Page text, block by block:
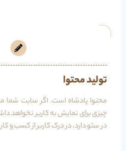
تولید محتوا
محتوا پادشاه است. اگر سایت شما
چیزی برای نمایش به کاربر نخواهد
در سئو دارد، در درک کاربر از کسب و کار